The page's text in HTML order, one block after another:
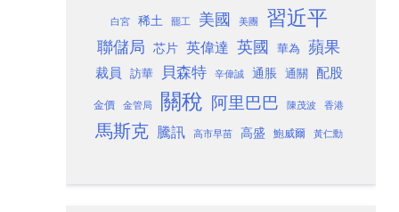
白宮 稀土 罷工 美國 美團 習近平
聯儲局 芯片 英偉達 英國 華為 蘋果
裁員 訪華 貝森特 辛偉誠 通脹 通關 配股
金價 金管局 關稅 阿里巴巴 陳茂波 香港
馬斯克 騰訊 高市早苗 高盛 鮑威爾 黃仁勳